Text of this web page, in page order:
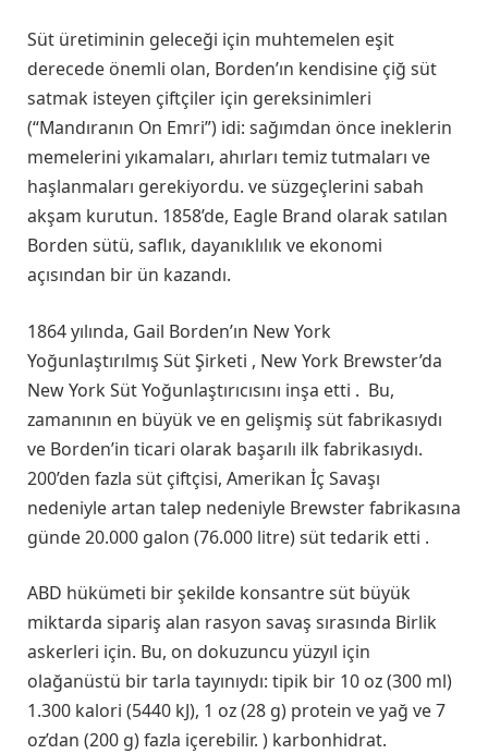
Süt üretiminin geleceği için muhtemelen eşit
derecede önemli olan, Borden’ın kendisine çiğ süt
satmak isteyen çiftçiler için gereksinimleri
(“Mandıranın On Emri”) idi: sağımdan önce ineklerin
memelerini yıkamaları, ahırları temiz tutmaları ve
haşlanmaları gerekiyordu. ve süzgeçlerini sabah
akşam kurutun. 1858’de, Eagle Brand olarak satılan
Borden sütü, saflık, dayanıklılık ve ekonomi
açısından bir ün kazandı.
1864 yılında, Gail Borden’ın New York
Yoğunlaştırılmış Süt Şirketi , New York Brewster’da
New York Süt Yoğunlaştırıcısını inşa etti . Bu,
zamanının en büyük ve en gelişmiş süt fabrikasıydı
ve Borden’in ticari olarak başarılı ilk fabrikasıydı.
200’den fazla süt çiftçisi, Amerikan İç Savaşı
nedeniyle artan talep nedeniyle Brewster fabrikasına
günde 20.000 galon (76.000 litre) süt tedarik etti .
ABD hükümeti bir şekilde konsantre süt büyük
miktarda sipariş alan rasyon savaş sırasında Birlik
askerleri için. Bu, on dokuzuncu yüzyıl için
olağanüstü bir tarla tayınıydı: tipik bir 10 oz (300 ml)
1.300 kalori (5440 kJ), 1 oz (28 g) protein ve yağ ve 7
oz’dan (200 g) fazla içerebilir. ) karbonhidrat.